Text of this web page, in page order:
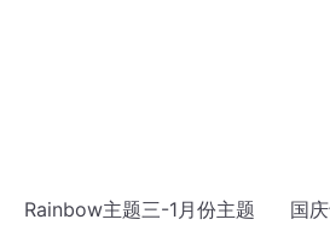
Rainbow主题三-1月份主题
国